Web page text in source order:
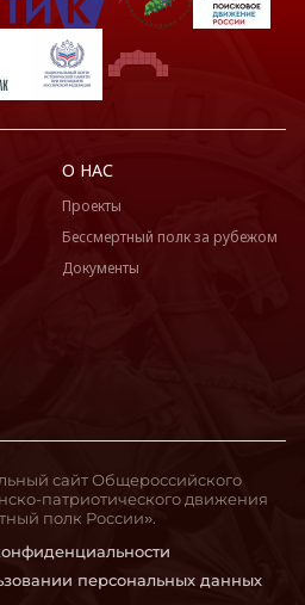
О НАС
Проекты
Бессмертный полк за рубежом
Документы
персональных данных
сайт Общероссийского
патриотического движения
полк России».